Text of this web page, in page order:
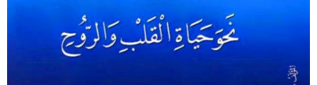
هذا النهج نهج أصيل